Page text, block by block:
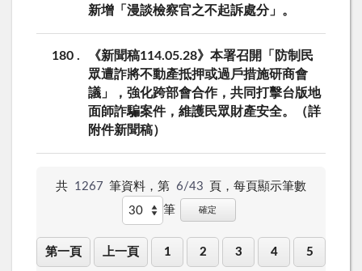
新增「漫談檢察官之不起訴處分」。
180
《新聞稿114.05.28》本署召開「防制民
眾遭詐將不動產抵押或過戶措施研商會
議」，強化跨部會合作，共同打擊台版地
面師詐騙案件，維護民眾財產安全。（詳
附件新聞稿）
共 1267 筆資料，第 6/43 頁， 每頁顯示筆數
筆
確定
第一頁 上一頁 1 2 3 4 5